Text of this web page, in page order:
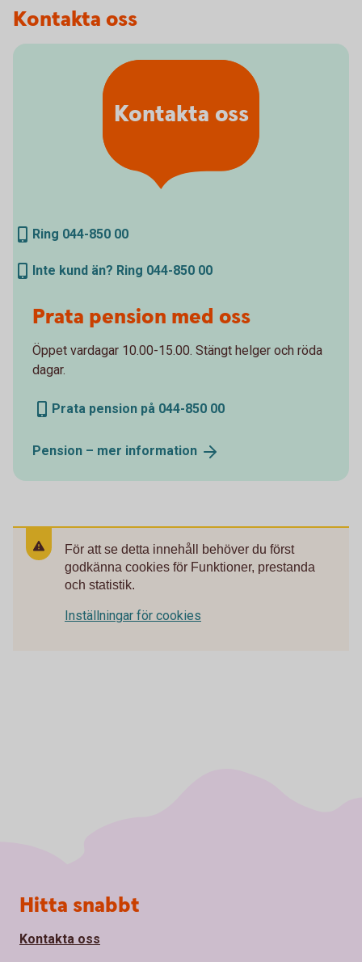
Kontakta oss
Kontakta oss
Ring 044-850 00
Inte kund än? Ring 044-850 00
Prata pension med oss
Öppet vardagar 10.00-15.00. Stängt helger och röda
dagar.
Prata pension på 044-850 00
Pension – mer information
För att se detta innehåll behöver du först
godkänna cookies för Funktioner, prestanda
och statistik.
Inställningar för cookies
Sidfot
Hitta snabbt
Kontakta oss